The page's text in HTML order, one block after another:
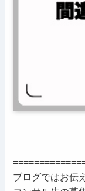
ブログではお伝